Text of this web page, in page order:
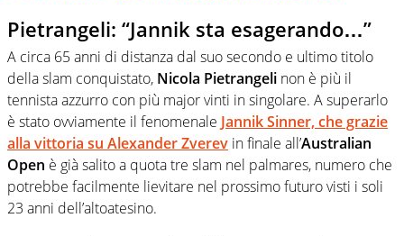
Pietrangeli: “Jannik sta esagerando…”
A circa 65 anni di distanza dal suo secondo e ultimo titolo
della slam conquistato, Nicola Pietrangeli non è più il
tennista azzurro con più major vinti in singolare. A superarlo
è stato ovviamente il fenomenale Jannik Sinner, che grazie
alla vittoria su Alexander Zverev in finale all’Australian
Open è già salito a quota tre slam nel palmares, numero che
potrebbe facilmente lievitare nel prossimo futuro visti i soli
23 anni dell’altoatesino.